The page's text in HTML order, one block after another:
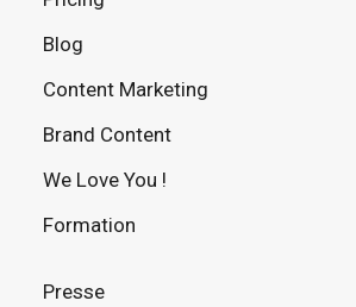
Blog
Content Marketing
Brand Content
We Love You !
Formation
Presse